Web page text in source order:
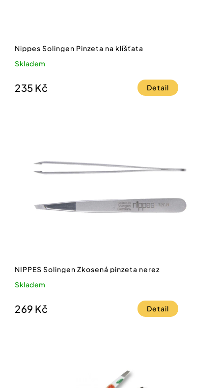
Nippes Solingen Pinzeta na klíšťata
Skladem
235 Kč Detail
NIPPES Solingen Zkosená pinzeta nerez
Skladem
269 Kč Detail